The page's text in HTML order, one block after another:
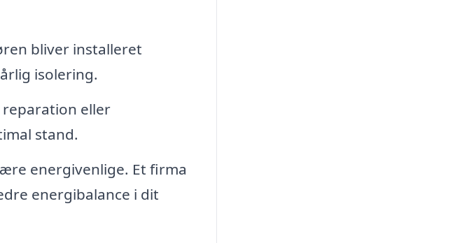
bliver installeret
isolering.
eller
stand.
energivenlige. Et firma
energibalance i dit